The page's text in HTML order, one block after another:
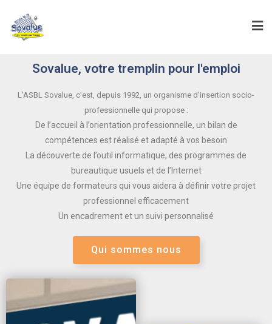
Sovalue, votre tremplin pour l'emploi
L’ASBL Sovalue, c’est, depuis 1992, un organisme d’insertion socio-
professionnelle qui propose :
De l’accueil à l’orientation professionnelle, un bilan de
compétences est réalisé et adapté à vos besoin
La découverte de l’outil informatique, des programmes de
bureautique usuels et de l’Internet
Une équipe de formateurs qui vous aidera à définir votre projet
professionnel efficacement
Un encadrement et un suivi personnalisé
Qui sommes nous